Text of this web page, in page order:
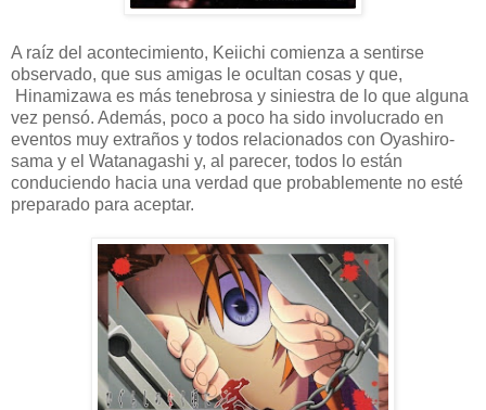
A raíz del acontecimiento, Keiichi comienza a sentirse
observado, que sus amigas le ocultan cosas y que,
Hinamizawa es más tenebrosa y siniestra de lo que alguna
vez pensó. Además, poco a poco ha sido involucrado en
eventos muy extraños y todos relacionados con Oyashiro-
sama y el Watanagashi y, al parecer, todos lo están
conduciendo hacia una verdad que probablemente no esté
preparado para aceptar.